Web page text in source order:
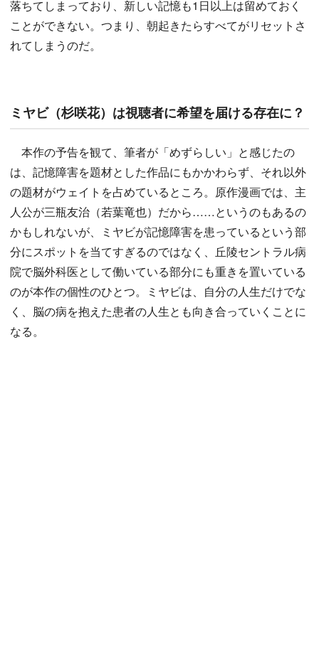
落ちてしまっており、新しい記憶も1日以上は留めておく
ことができない。つまり、朝起きたらすべてがリセットさ
れてしまうのだ。
ミヤビ（杉咲花）は視聴者に希望を届ける存在に？
本作の予告を観て、筆者が「めずらしい」と感じたの
は、記憶障害を題材とした作品にもかかわらず、それ以外
の題材がウェイトを占めているところ。原作漫画では、主
人公が三瓶友治（若葉竜也）だから……というのもあるの
かもしれないが、ミヤビが記憶障害を患っているという部
分にスポットを当てすぎるのではなく、丘陵セントラル病
院で脳外科医として働いている部分にも重きを置いている
のが本作の個性のひとつ。ミヤビは、自分の人生だけでな
く、脳の病を抱えた患者の人生とも向き合っていくことに
なる。